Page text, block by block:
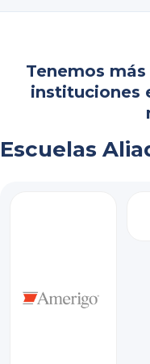
Tenemos
instituciones
Escuelas